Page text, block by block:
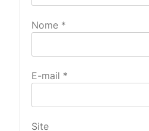
Nome *
E-mail *
Site